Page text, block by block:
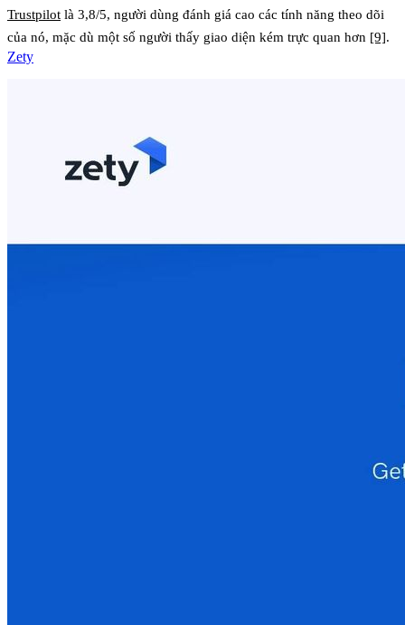
Trustpilot là 3,8/5, người dùng đánh giá cao các tính năng theo dõi
của nó, mặc dù một số người thấy giao diện kém trực quan hơn [9].
Zety